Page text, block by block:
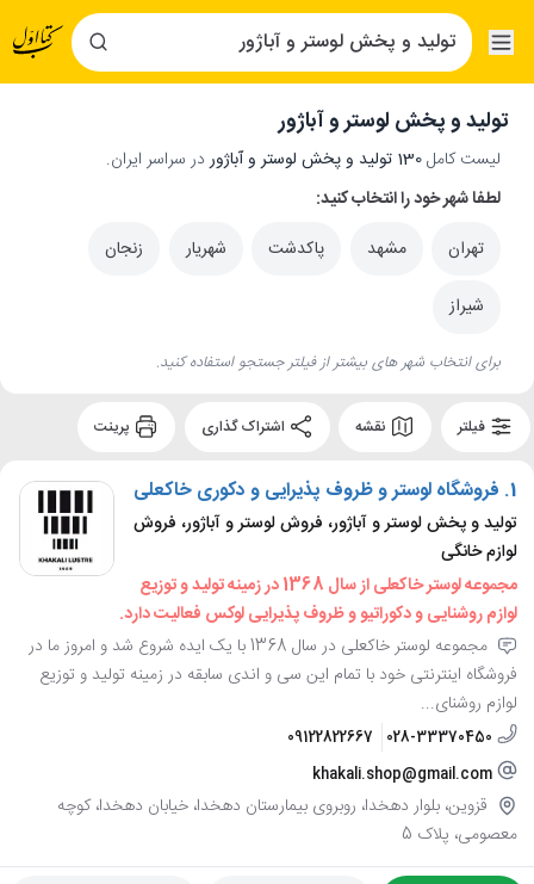
تولید و پخش لوستر و آباژور
لیست کامل130 تولید و پخش لوستر و آباژور
در سراسر ایران.
لطفا شهر خود را انتخاب کنید:
تهران
مشهد پاکدشت شهریار زنجان
شیراز
برای انتخاب شهر های بیشتر از فیلتر جستجو استفاده کنید.
فیلتر نقشه
1. فروشگاه لوستر و ظروف پذیرایی و دکوری خاکعلی
تولید و پخش لوستر و آباژور، فروش لوستر و آباژور، فروش
لوازم خانگی
مجموعه لوستر خاکعلی از سال 1368 در زمینه تولید و توزیع
لوازم روشنایی و دکوراتیو و ظروف پذیرایی لوکس فعالیت دارد.
مجموعه لوستر خاکعلی در سال 1368 با یک ایده شروع شد و امروز ما در
فروشگاه اینترنتی خود با تمام این سی و اندی سابقه در زمینه تولید و توزیع
لوازم روشنای...
028-33370450
09122822667
khakali.shop@gmail.com
قزوین، بلوار دهخدا، روبروی بیمارستان دهخدا، خیابان دهخدا، کوچه
معصومی، پلاک 5